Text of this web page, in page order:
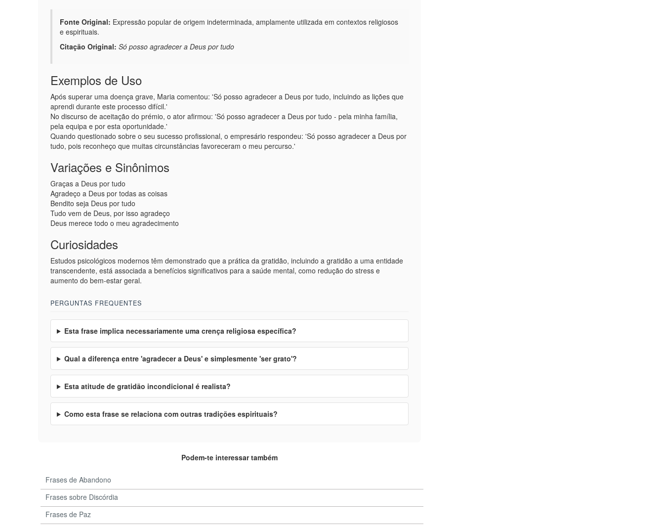
Fonte Original: Expressão popular de origem indeterminada, amplamente utilizada em contextos religiosos
e espirituais.
Citação Original: Só posso agradecer a Deus por tudo
Exemplos de Uso
Após superar uma doença grave, Maria comentou: 'Só posso agradecer a Deus por tudo, incluindo as lições que
aprendi durante este processo difícil.'
No discurso de aceitação do prémio, o ator afirmou: 'Só posso agradecer a Deus por tudo - pela minha família,
pela equipa e por esta oportunidade.'
Quando questionado sobre o seu sucesso profissional, o empresário respondeu: 'Só posso agradecer a Deus por
tudo, pois reconheço que muitas circunstâncias favoreceram o meu percurso.'
Variações e Sinônimos
Graças a Deus por tudo
Agradeço a Deus por todas as coisas
Bendito seja Deus por tudo
Tudo vem de Deus, por isso agradeço
Deus merece todo o meu agradecimento
Curiosidades
Estudos psicológicos modernos têm demonstrado que a prática da gratidão, incluindo a gratidão a uma entidade
transcendente, está associada a benefícios significativos para a saúde mental, como redução do stress e
aumento do bem-estar geral.
PERGUNTAS FREQUENTES
Esta frase implica necessariamente uma crença religiosa específica?
Qual a diferença entre 'agradecer a Deus' e simplesmente 'ser grato'?
Esta atitude de gratidão incondicional é realista?
Como esta frase se relaciona com outras tradições espirituais?
Podem-te interessar também
Frases de Abandono
Frases sobre Discórdia
Frases de Paz